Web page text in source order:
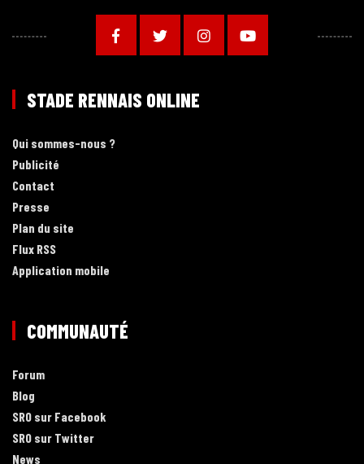
STADE RENNAIS ONLINE
Qui sommes-nous ?
Publicité
Contact
Presse
Plan du site
Flux RSS
Application mobile
COMMUNAUTÉ
Forum
Blog
SRO sur Facebook
SRO sur Twitter
News